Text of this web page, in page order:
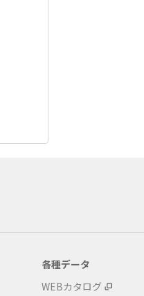
各種データ
WEBカタログ